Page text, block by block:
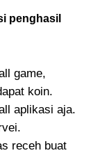
penghasil
game,
koin.
aplikasi aja.
receh buat